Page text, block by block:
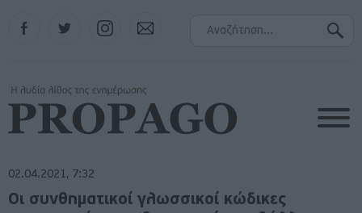
Instagram
02.04.2021, 7:32
Οι συνθηματικοί γλωσσικοί κώδικες